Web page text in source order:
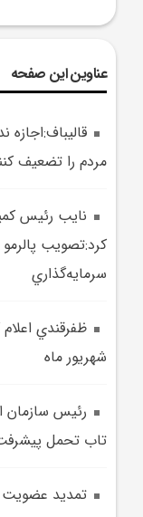
عناوین این صفحه
مردم را تضعيف
نايب ‌رئيس
کرد:تصويب
سرمايه‌گذاري
شهريور ماه
رئيس سازمان
تاب تحمل پيشرفت
تمديد عضويت